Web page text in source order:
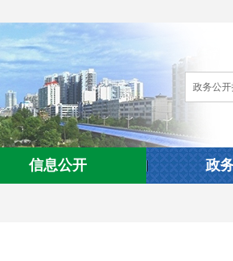
信息公开 政